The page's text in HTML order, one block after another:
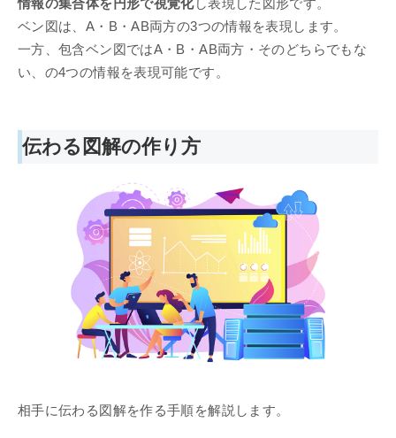
情報の集合体を円形で視覚化し表現した図形です。
ベン図は、A・B・AB両方の3つの情報を表現します。
一方、包含ベン図ではA・B・AB両方・そのどちらでもな
い、の4つの情報を表現可能です。
伝わる図解の作り方
相手に伝わる図解を作る手順を解説します。